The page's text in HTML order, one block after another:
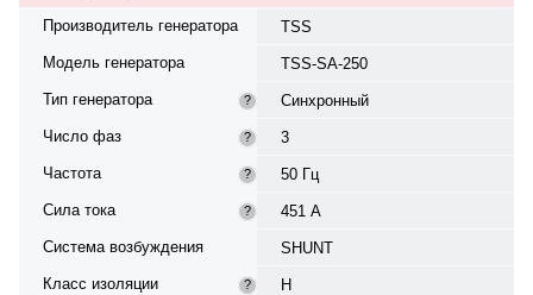
Производитель генератора
TSS
Модель генератора
TSS-SA-250
Тип генератора
?
Синхронный
Число фаз
?
3
Частота
?
50 Гц
Сила тока
?
451 А
Система возбуждения
SHUNT
Класс изоляции
? Н